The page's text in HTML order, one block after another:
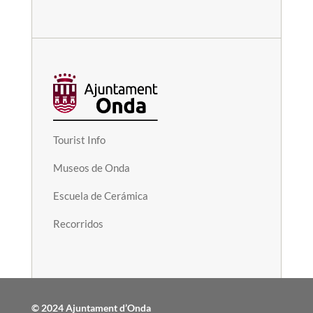
Tourist Info
Museos de Onda
Escuela de Cerámica
Recorridos
© 2024 Ajuntament d’Onda